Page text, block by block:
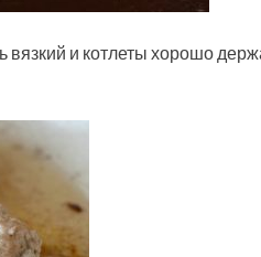
и котлеты хорошо